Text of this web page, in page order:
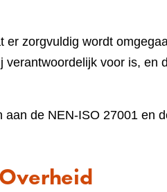
er zorgvuldig wordt
verantwoordelijk voor is, en
de NEN-ISO 27001 en